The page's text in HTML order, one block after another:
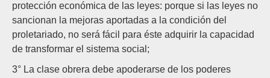
protección económica de las leyes: porque si las leyes no
sancionan la mejoras aportadas a la condición del
proletariado, no será fácil para éste adquirir la capacidad
de transformar el sistema social;
3° La clase obrera debe apoderarse de los poderes